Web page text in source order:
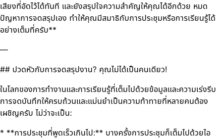
เสียงที่อัดไว้ได้ทันที และยังสรุปใจความสำคัญให้คุณได้อีกด้วย หมด
ปัญหาการจดสรุปเอง ทำให้คุณมีสมาธิกับการประชุมหรือการเรียนรู้ได้
อย่างเต็มที่ครับ**
—
## ปวดหัวกับการจดสรุปงาน? คุณไม่ได้เป็นคนเดียว!
ในโลกของการทำงานและการเรียนรู้ที่เต็มไปด้วยข้อมูลและความเร่งรีบ
การจดบันทึกให้ครบถ้วนและแม่นยำเป็นความท้าทายที่หลายคนต้อง
เผชิญครับ ไม่ว่าจะเป็น:
* **การประชุมที่พูดเร็วเกินไป:** บางครั้งการประชุมก็เต็มไปด้วยไอ